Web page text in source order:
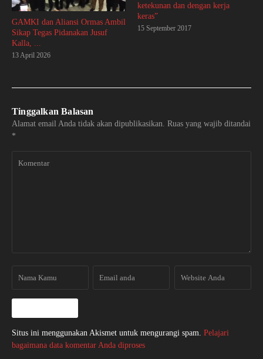
GAMKI dan Aliansi Ormas Ambil
Sikap Tegas Pidanakan Jusuf
Kalla, ...
13 April 2026
ketekunan dan dengan kerja
keras”
15 September 2017
Tinggalkan Balasan
Alamat email Anda tidak akan dipublikasikan. Ruas yang wajib ditandai
*
Situs ini menggunakan Akismet untuk mengurangi spam. Pelajari
bagaimana data komentar Anda diproses